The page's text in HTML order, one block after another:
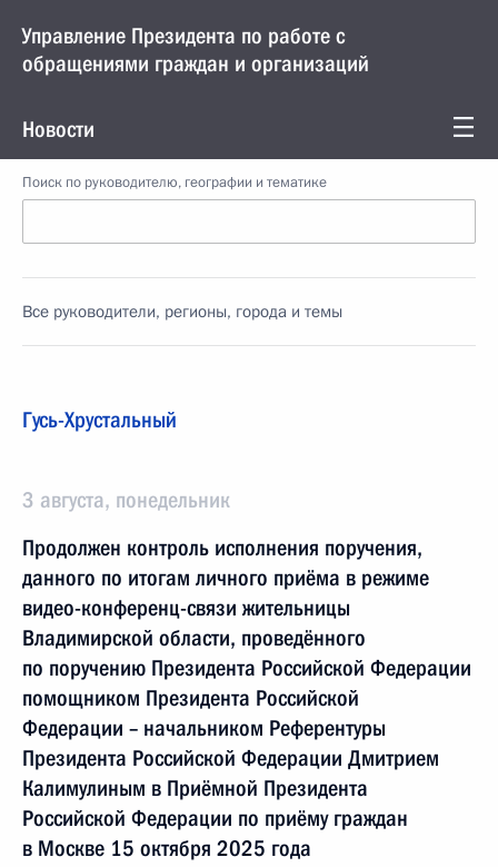
Управление Президента по работе с
обращениями граждан и организаций
Новости
Поиск по руководителю, географии и тематике
Все руководители, регионы, города и темы
Гусь-Хрустальный
3 августа, понедельник
Продолжен контроль исполнения поручения,
данного по итогам личного приёма в режиме
видео-конференц-связи жительницы
Владимирской области, проведённого
по поручению Президента Российской Федерации
помощником Президента Российской
Федерации – начальником Референтуры
Президента Российской Федерации Дмитрием
Калимулиным в Приёмной Президента
Российской Федерации по приёму граждан
в Москве 15 октября 2025 года